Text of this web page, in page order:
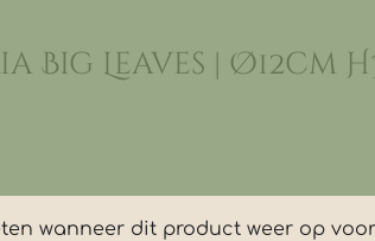
Big Leaves | Ø12cm
wanneer dit product weer op